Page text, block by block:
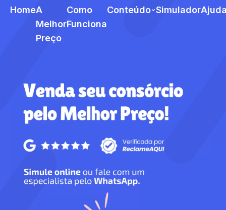
HomeA
Melhor
Preço
Como
Funciona
Conteúdo Simulador